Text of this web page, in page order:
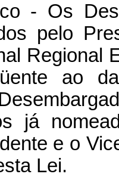
- Os
pelo
Regional
ao
já
e o
Lei.